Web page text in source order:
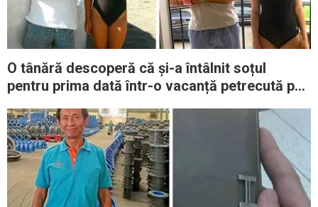
O tânără descoperă că și-a întâlnit soțul
pentru prima dată într-o vacanță petrecută pe